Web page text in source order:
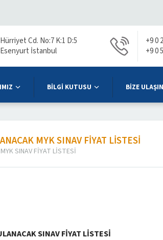
Hürriyet Cd. No:7 K:1 D:5
Esenyurt İstanbul
+9 0
+9 0
BİLGİ KUTUSU BİZE ULAŞIN
MYK SINAV FİYAT LİSTESİ
SINAV FİYAT LİSTESİ
SINAV FİYAT LİSTESİ